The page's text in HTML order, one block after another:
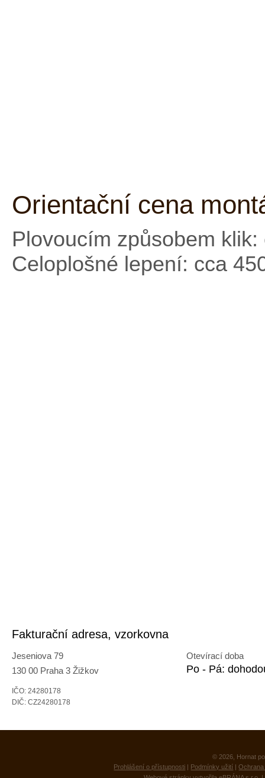
Orientační cena
Plovoucím způsobem
Celoplošné lepení: cca
Fakturační adresa, vzorkovna
Jeseniova 79
130 00 Praha 3 Žižkov
IČO: 24280178
DIČ: CZ24280178
Otevírací doba
Po - Pá:
© 2026, Hornat
Prohlášení o přístupnosti | Podmínky užití |